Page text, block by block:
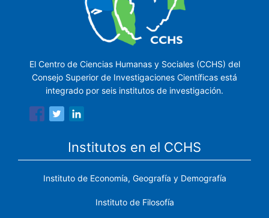
El Centro de Ciencias Humanas y Sociales (CCHS) del
Consejo Superior de Investigaciones Científicas está
integrado por seis institutos de investigación.
Institutos en el CCHS
Instituto de Economía, Geografía y Demografía
Instituto de Filosofía